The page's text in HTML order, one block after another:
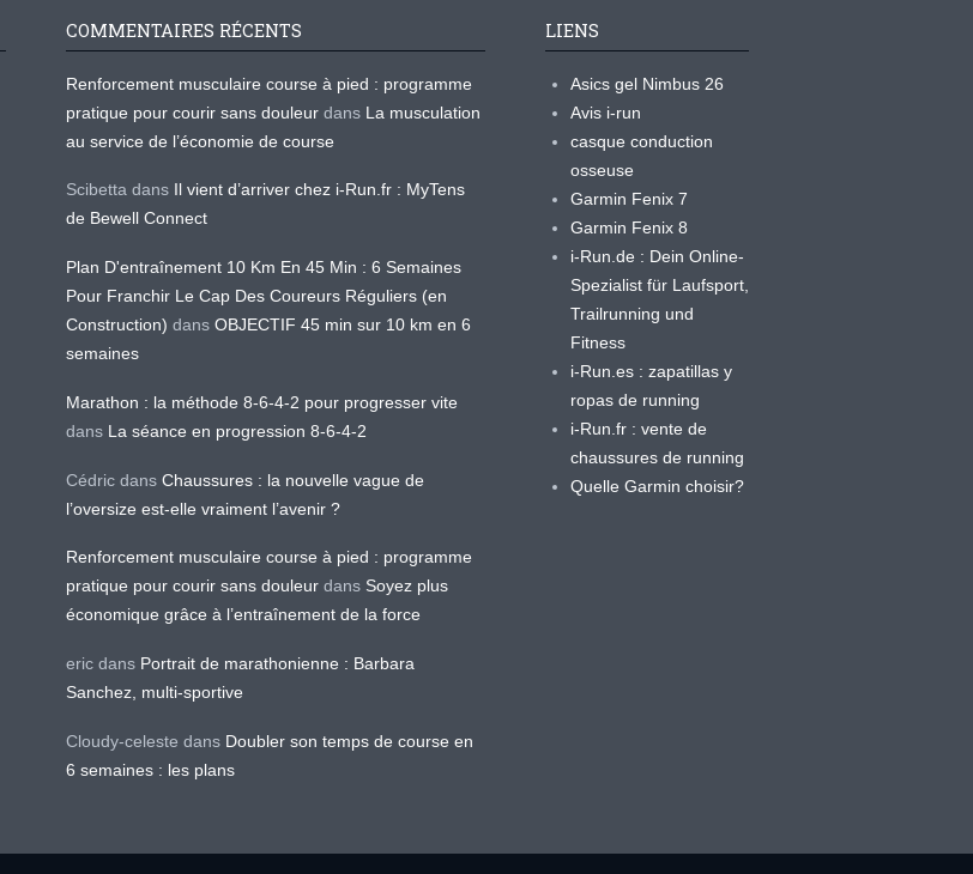
COMMENTAIRES RÉCENTS
Renforcement musculaire course à pied : programme
pratique pour courir sans douleur dans La musculation
au service de l’économie de course
Scibetta dans Il vient d’arriver chez i-Run.fr : MyTens
de Bewell Connect
Plan D'entraînement 10 Km En 45 Min : 6 Semaines
Pour Franchir Le Cap Des Coureurs Réguliers (en
Construction) dans OBJECTIF 45 min sur 10 km en 6
semaines
Marathon : la méthode 8-6-4-2 pour progresser vite
dans La séance en progression 8-6-4-2
Cédric dans Chaussures : la nouvelle vague de
l’oversize est-elle vraiment l’avenir ?
Renforcement musculaire course à pied : programme
pratique pour courir sans douleur dans Soyez plus
économique grâce à l’entraînement de la force
eric dans Portrait de marathonienne : Barbara
Sanchez, multi-sportive
Cloudy-celeste dans Doubler son temps de course en
6 semaines : les plans
LIENS
Asics gel Nimbus 26
Avis i-run
casque conduction
osseuse
Garmin Fenix 7
Garmin Fenix 8
i-Run.de : Dein Online-
Spezialist für Laufsport,
Trailrunning und
Fitness
i-Run.es : zapatillas y
ropas de running
i-Run.fr : vente de
chaussures de running
Quelle Garmin choisir?